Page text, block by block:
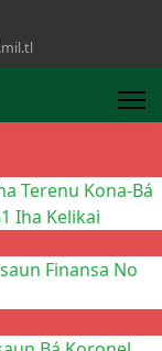
Terenu Kona-Bá
Iha Kelikai
Finansa No